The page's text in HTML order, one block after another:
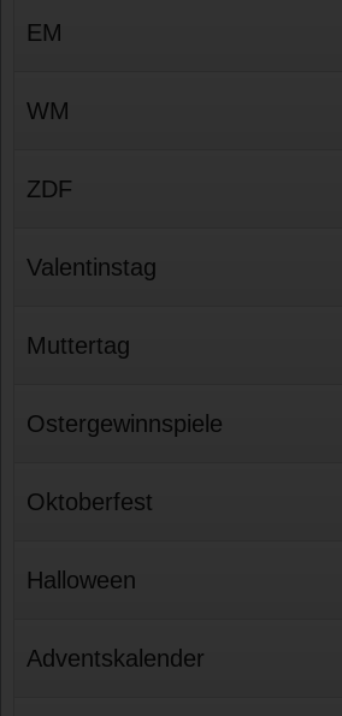
EM
WM
ZDF
Valentinstag
Muttertag
Ostergewinnspiele
Oktoberfest
Halloween
Adventskalender